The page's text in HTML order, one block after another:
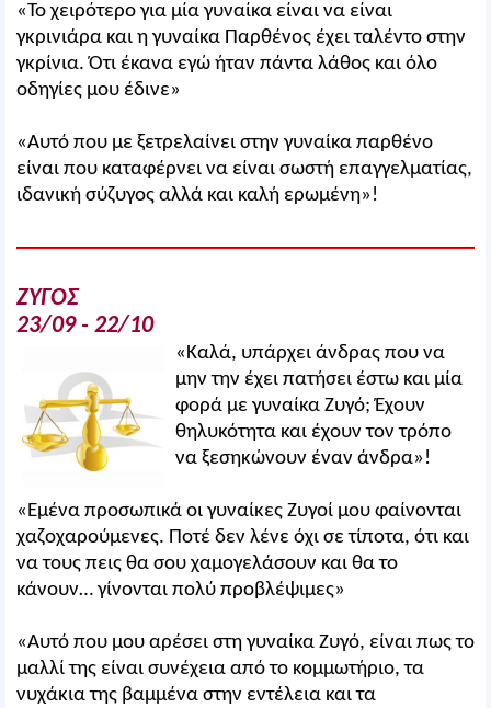
«Το χειρότερο για μία γυναίκα είναι να είναι
γκρινιάρα και η γυναίκα Παρθένος έχει ταλέντο στην
γκρίνια. Ότι έκανα εγώ ήταν πάντα λάθος και όλο
οδηγίες μου έδινε»
«Αυτό που με ξετρελαίνει στην γυναίκα παρθένο
είναι που καταφέρνει να είναι σωστή επαγγελματίας,
ιδανική σύζυγος αλλά και καλή ερωμένη»!
ΖΥΓΟΣ
23/09 - 22/10
«Καλά, υπάρχει άνδρας που να
μην την έχει πατήσει έστω και μία
φορά με γυναίκα Ζυγό; Έχουν
θηλυκότητα και έχουν τον τρόπο
να ξεσηκώνουν έναν άνδρα»!
«Εμένα προσωπικά οι γυναίκες Ζυγοί μου φαίνονται
χαζοχαρούμενες. Ποτέ δεν λένε όχι σε τίποτα, ότι και
να τους πεις θα σου χαμογελάσουν και θα το
κάνουν… γίνονται πολύ προβλέψιμες»
«Αυτό που μου αρέσει στη γυναίκα Ζυγό, είναι πως το
μαλλί της είναι συνέχεια από το κομμωτήριο, τα
νυχάκια της βαμμένα στην εντέλεια και τα